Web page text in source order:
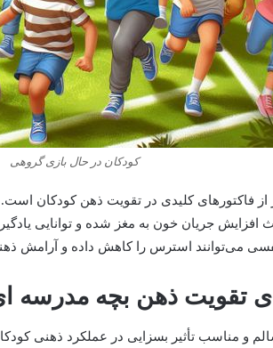
کودکان در حال بازی گروهی
فاکتورهای کلیدی در تقویت ذهن کودکان است.
جریان خون به مغز شده و توانایی
می‌توانند استرس را کاهش داده و آرامش
تقویت ذهن بچه مدرسه
و مناسب تأثیر بسزایی در عملکرد ذهنی